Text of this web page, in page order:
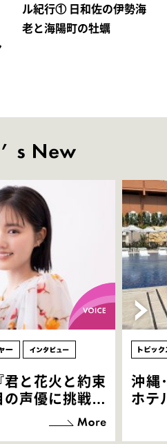
ル紀行① 日和佐の伊勢海
老と海陽町の牡蠣
と花火と約束
声優に挑戦！
てもらっている
お芝居に没頭で
沖縄
ホテ